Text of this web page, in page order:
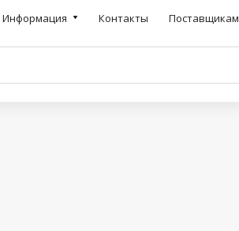
Информация Контакты Поставщикам